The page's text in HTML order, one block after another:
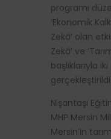
programı
‘Ekonomik
Zekâ’ olan
Zekâ’ ve
başlıklarıyla
gerçekleştirildi.
Nişantaşı
MHP Mersin
Mersin’in